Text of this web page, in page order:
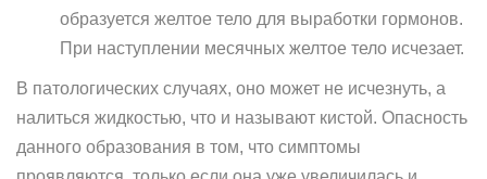
образуется желтое тело для выработки гормонов.
При наступлении месячных желтое тело исчезает.
В патологических случаях, оно может не исчезнуть, а
налиться жидкостью, что и называют кистой. Опасность
данного образования в том, что симптомы